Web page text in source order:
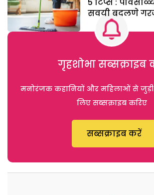
5 टिप्स :
सवयी बदलणे
गृहशोभा सब्सक्राइब
मनोरंजक कहानियों और महिलाओं से
लिए सब्सक्राइब करिए
सब्सक्राइब करें